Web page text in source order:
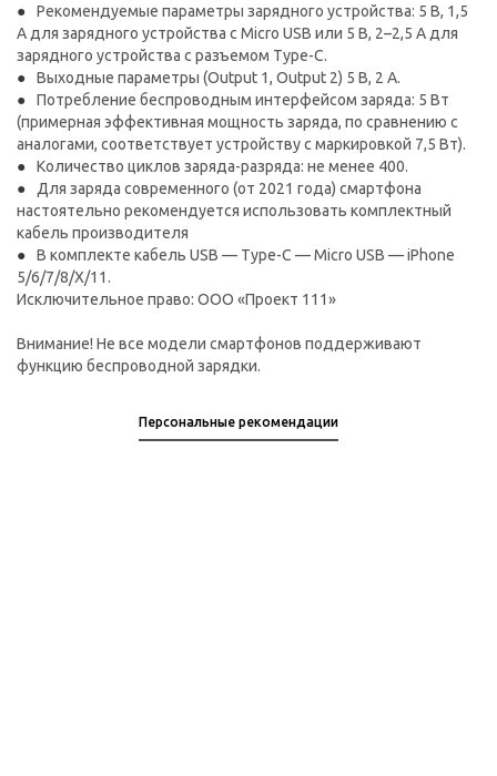
Рекомендуемые параметры зарядного устройства: 5 В, 1,5
A для зарядного устройства с Micro USB или 5 В, 2–2,5 А для
зарядного устройства с разъемом Type-C.
Выходные параметры (Output 1, Output 2) 5 В, 2 А.
Потребление беспроводным интерфейсом заряда: 5 Вт
(примерная эффективная мощность заряда, по сравнению с
аналогами, соответствует устройству с маркировкой 7,5 Вт).
Количество циклов заряда-разряда: не менее 400.
Для заряда современного (от 2021 года) смартфона
настоятельно рекомендуется использовать комплектный
кабель производителя
В комплекте кабель USB — Type-C — Micro USB — iPhone
5/6/7/8/Х/11.
Исключительное право: ООО «Проект 111»
Внимание! Не все модели смартфонов поддерживают
функцию беспроводной зарядки.
Персональные рекомендации